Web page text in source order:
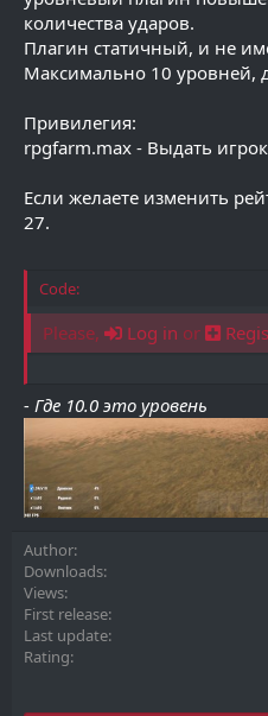
t
e
количества ударов.
Плагин статичный, и не
Максимально 10 уровней,
Привилегия:
rpgfarm.max - Выдать
Если желаете изменить
27.
Code:
Please, Log in or
- Где 10.0 это уровень
Author
Downloads
Views
First release
Last update
Rating